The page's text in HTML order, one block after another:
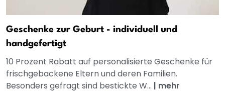
Geschenke zur Geburt - individuell und
handgefertigt
10 Prozent Rabatt auf personalisierte Geschenke für
frischgebackene Eltern und deren Familien.
Besonders gefragt sind bestickte W... | mehr